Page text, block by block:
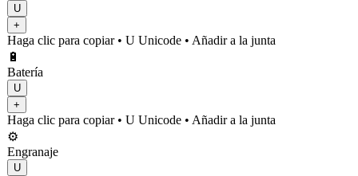
U
+
Haga clic para copiar• U Unicode • Añadir a la junta
🔋
Batería
U
+
Haga clic para copiar• U Unicode • Añadir a la junta
⚙️
Engranaje
U